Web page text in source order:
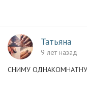
Татьяна
9 лет назад
СНИМУ